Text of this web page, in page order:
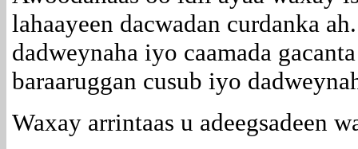
lahaayeen dacwadan curdanka
dadweynaha iyo caamada
baraaruggan cusub iyo
Waxay arrintaas u adeegsadeen